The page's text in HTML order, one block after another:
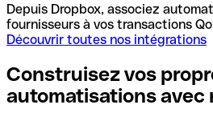
Depuis Dropbox, associez
fournisseurs à vos transactions
Découvrir toutes nos intégrations
Construisez vos
automatisations avec